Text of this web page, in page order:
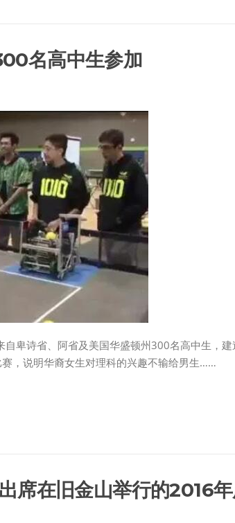
名高中生参加
自卑诗省、阿省及美国华盛顿州300名高中生，
，说明华裔女生对理科的兴趣不输给男生……
席在旧金山举行的2016